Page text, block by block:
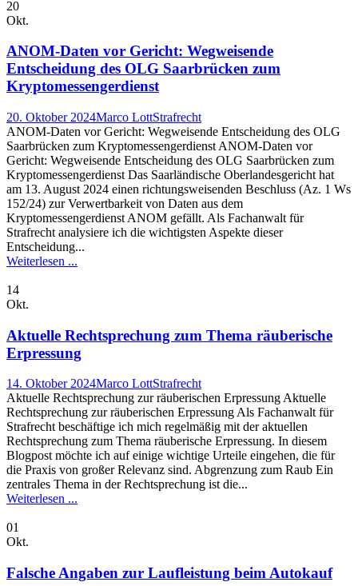
20
Okt.
ANOM-Daten vor Gericht: Wegweisende
Entscheidung des OLG Saarbrücken zum
Kryptomessengerdienst
20. Oktober 2024Marco LottStrafrecht
ANOM-Daten vor Gericht: Wegweisende Entscheidung des OLG
Saarbrücken zum Kryptomessengerdienst ANOM-Daten vor
Gericht: Wegweisende Entscheidung des OLG Saarbrücken zum
Kryptomessengerdienst Das Saarländische Oberlandesgericht hat
am 13. August 2024 einen richtungsweisenden Beschluss (Az. 1 Ws
152/24) zur Verwertbarkeit von Daten aus dem
Kryptomessengerdienst ANOM gefällt. Als Fachanwalt für
Strafrecht analysiere ich die wichtigsten Aspekte dieser
Entscheidung...
Weiterlesen ...
14
Okt.
Aktuelle Rechtsprechung zum Thema räuberische
Erpressung
14. Oktober 2024Marco LottStrafrecht
Aktuelle Rechtsprechung zur räuberischen Erpressung Aktuelle
Rechtsprechung zur räuberischen Erpressung Als Fachanwalt für
Strafrecht beschäftige ich mich regelmäßig mit der aktuellen
Rechtsprechung zum Thema räuberische Erpressung. In diesem
Blogpost möchte ich auf einige wichtige Urteile eingehen, die für
die Praxis von großer Relevanz sind. Abgrenzung zum Raub Ein
zentrales Thema in der Rechtsprechung ist die...
Weiterlesen ...
01
Okt.
Falsche Angaben zur Laufleistung beim Autokauf